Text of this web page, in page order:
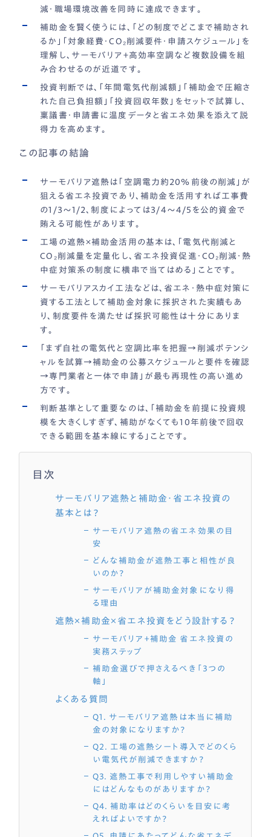
減・職場環境改善を同時に達成できます。
補助金を賢く使うには、「どの制度でどこまで補助され
るか」「対象経費・CO₂削減要件・申請スケジュール」を
理解し、サーモバリア＋高効率空調など複数設備を組
み合わせるのが近道です。
投資判断では、「年間電気代削減額」「補助金で圧縮さ
れた自己負担額」「投資回収年数」をセットで試算し、
稟議書・申請書に温度データと省エネ効果を添えて説
得力を高めます。
この記事の結論
サーモバリア遮熱は「空調電力約20％前後の削減」が
狙える省エネ投資であり、補助金を活用すれば工事費
の1/3〜1/2、制度によっては3/4〜4/5を公的資金で
賄える可能性があります。
工場の遮熱×補助金活用の基本は、「電気代削減と
CO₂削減量を定量化し、省エネ投資促進・CO₂削減・熱
中症対策系の制度に横串で当てはめる」ことです。
サーモバリアスカイ工法などは、省エネ・熱中症対策に
資する工法として補助金対象に採択された実績もあ
り、制度要件を満たせば採択可能性は十分にありま
す。
「まず自社の電気代と空調比率を把握→削減ポテンシ
ャルを試算→補助金の公募スケジュールと要件を確認
→専門業者と一体で申請」が最も再現性の高い進め
方です。
判断基準として重要なのは、「補助金を前提に投資規
模を大きくしすぎず、補助がなくても10年前後で回収
できる範囲を基本線にする」ことです。
目次
サーモバリア遮熱と補助金・省エネ投資の
基本とは？
サーモバリア遮熱の省エネ効果の目
安
どんな補助金が遮熱工事と相性が良
いのか？
サーモバリアが補助金対象になり得
る理由
遮熱×補助金×省エネ投資をどう設計する？
サーモバリア＋補助金 省エネ投資の
実務ステップ
補助金選びで押さえるべき「3つの
軸」
よくある質問
Q1. サーモバリア遮熱は本当に補助
金の対象になりますか？
Q2. 工場の遮熱シート導入でどのくら
い電気代が削減できますか？
Q3. 遮熱工事で利用しやすい補助金
にはどんなものがありますか？
Q4. 補助率はどのくらいを目安に考
えればよいですか？